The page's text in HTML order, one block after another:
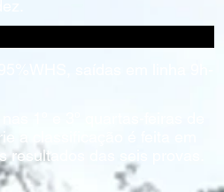
1º e 3º quartas-feiras de
a classificação é feita em
das seis provas.